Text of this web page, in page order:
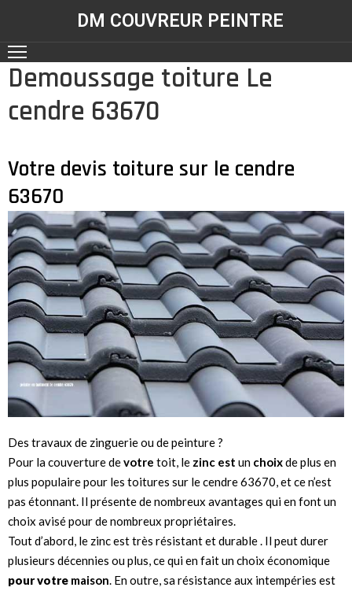
DM COUVREUR PEINTRE
ACCUEIL
NOS
RÉALISATIONS
SERVICES
CONTACT
Demoussage toiture Le
cendre 63670
Votre devis toiture sur le cendre
63670
Des travaux de zinguerie ou de peinture ?
Pour la couverture devotre toit, le zinc est un choixde plus en
plus populaire pour les toitures sur le cendre 63670, et ce n’est
pas étonnant. Il présente de nombreux avantages qui en font un
choix avisé pour de nombreux propriétaires.
Tout d’abord, le zinc est très résistant et durable . Il peut durer
plusieurs décennies ou plus, ce qui en fait un choix économique
pour votre maison. En outre, sa résistance aux intempéries est